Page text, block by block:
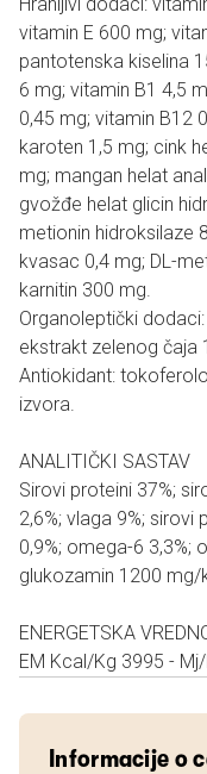
vitamin E 600 mg;
pantotenska kiselina
6 mg; vitamin B1 4,5
0,45 mg; vitamin B12
karoten 1,5 mg; cink
mg; mangan helat
gvožđe helat glicin
metionin hidroksilaze
kvasac 0,4 mg; DL-
karnitin 300 mg.
Organoleptički
ekstrakt zelenog čaja
Antiokidant:
izvora.
ANALITIČKI SASTAV
Sirovi proteini 37%;
2,6%; vlaga 9%; sirovi
0,9%; omega-6 3,3%;
glukozamin 1200
ENERGETSKA
EM Kcal/Kg 3995 - Mj/
Informacije o